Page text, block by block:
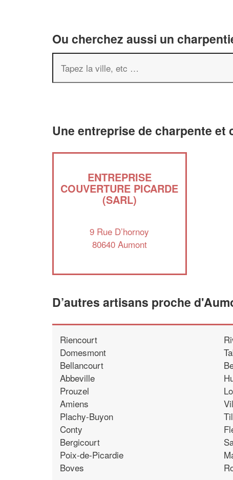
Ou cherchez aussi un
Une entreprise de charpente et
ENTREPRISE
COUVERTURE PICARDE
(SARL)
9 Rue D’hornoy
80640 Aumont
D’autres artisans proche
Riencourt
Domesmont
Bellancourt
Abbeville
Prouzel
Amiens
Plachy-Buyon
Conty
Bergicourt
Poix-de-Picardie
Boves